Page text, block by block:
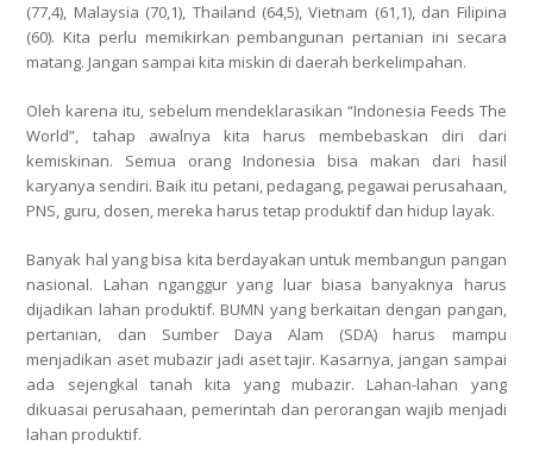
(77,4), Malaysia (70,1), Thailand (64,5), Vietnam (61,1), dan Filipina
(60). Kita perlu memikirkan pembangunan pertanian ini secara
matang. Jangan sampai kita miskin di daerah berkelimpahan.
Oleh karena itu, sebelum mendeklarasikan “Indonesia Feeds The
World”, tahap awalnya kita harus membebaskan diri dari
kemiskinan. Semua orang Indonesia bisa makan dari hasil
karyanya sendiri. Baik itu petani, pedagang, pegawai perusahaan,
PNS, guru, dosen, mereka harus tetap produktif dan hidup layak.
Banyak hal yang bisa kita berdayakan untuk membangun pangan
nasional. Lahan nganggur yang luar biasa banyaknya harus
dijadikan lahan produktif. BUMN yang berkaitan dengan pangan,
pertanian, dan Sumber Daya Alam (SDA) harus mampu
menjadikan aset mubazir jadi aset tajir. Kasarnya, jangan sampai
ada sejengkal tanah kita yang mubazir. Lahan-lahan yang
dikuasai perusahaan, pemerintah dan perorangan wajib menjadi
lahan produktif.